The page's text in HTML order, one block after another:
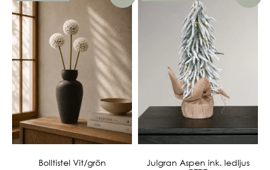
Bolltistel Vit/grön
Julgran Aspen ink. ledljus